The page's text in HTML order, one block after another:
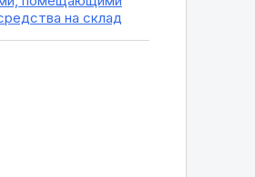
на склад